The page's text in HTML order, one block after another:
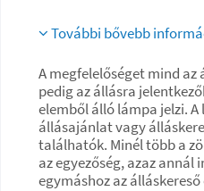
További bővebb
A megfelelőséget mind
pedig az állásra
elemből álló lámpa jelzi.
állásajánlat vagy
találhatók. Minél több a
az egyezőség, azaz annál
egymáshoz az